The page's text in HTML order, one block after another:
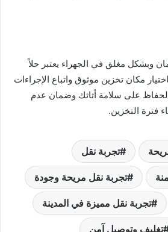
وبشكل مغلق في الجهراء يعتبر حلاً
مكان تخزين موثوق واتباع الإجراءات
الحفاظ على سلامة أثاثك وضمان عدم
فترة التخزين.
تجربة نقل
تجربة نقل مريحة وجودة
تجربة نقل مميزة في المدينة
تغليف وتوصيل آمن